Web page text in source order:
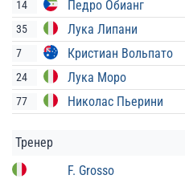
14 Педро Обианг
35 Лука Липани
7 Кристиан Вольпато
24 Лука Моро
77 Николас Пьерини
Тренер
F. Grosso